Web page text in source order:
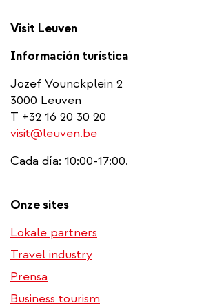
Visit Leuven
Información turística
Jozef Vounckplein 2
3000 Leuven
T +32 16 20 30 20
visit@leuven.be
Cada día: 10:00-17:00.
Onze sites
Lokale partners
Travel industry
Prensa
Business tourism